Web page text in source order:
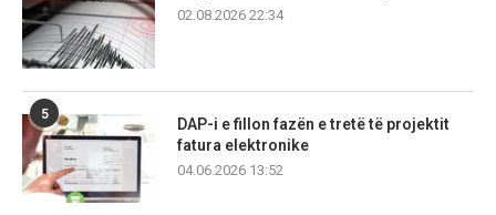
02.08.2026 22:34
5
DAP-i e fillon fazën e tretë të projektit
fatura elektronike
04.06.2026 13:52